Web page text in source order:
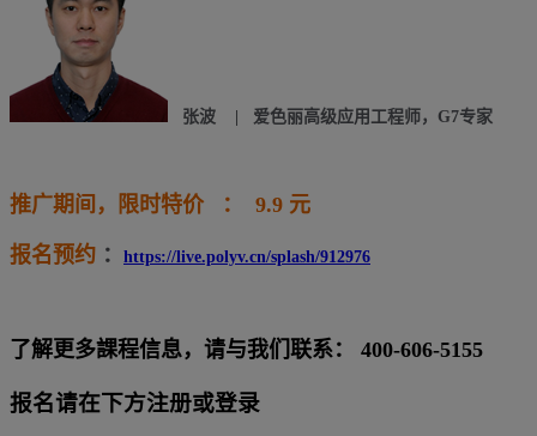
张波 | 爱色丽高级应用工程师，G7专家
推广期间，限时特价 ： 9.9 元
报名预约 ： https://live.polyv.cn/splash/912976
了解更多課程信息，请与我们联系： 400-606-5155
报名请在下方注册或登录